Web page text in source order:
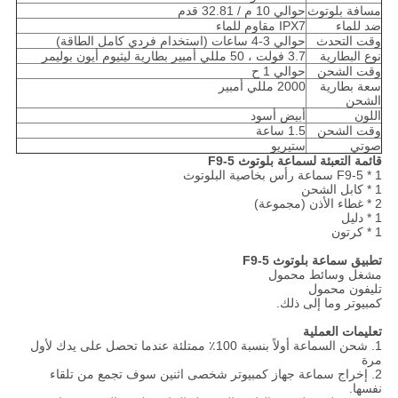
مسافة بلوتوث حوالي 10 م / 32.81 قدم
ضد للماء
IPX7 مقاوم للماء
وقت التحدث
حوالي 3-4 ساعات (استخدام فردي كامل الطاقة)
نوع البطارية
3.7 فولت ، 50 مللي أمبير بطارية ليثيوم أيون بوليمر
وقت الشحن
حوالي 1 ح
سعة بطارية
الشحن
2000 مللي أمبير
اللون
أبيض أسود
وقت الشحن
1.5 ساعة
صوتي
ستيريو
قائمة التعبئة لسماعة بلوتوث F9-5
1 * F9-5 سماعة رأس بخاصية البلوتوث
1 * كابل الشحن
2 * غطاء الأذن (مجموعة)
1 * دليل
1 * كرتون
تطبيق سماعة بلوتوث F9-5
مشغل وسائط محمول
تليفون محمول
كمبيوتر وما إلى ذلك.
تعليمات العملية
1. شحن السماعة أولاً بنسبة 100٪ ممتلئة عندما تحصل على يدك لأول
مرة
2. إخراج سماعة جهاز كمبيوتر شخصى اثنين سوف تجمع من تلقاء
نفسها.